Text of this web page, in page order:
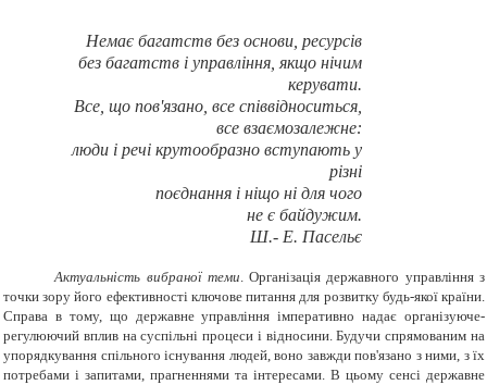
Немає багатств без основи, ресурсів
без багатств і управління, якщо нічим
керувати.
Все, що пов'язано, все співвідноситься,
все взаємозалежне:
люди і речі крутообразно вступають у
різні
поєднання і ніщо ні для чого
не є байдужим.
Ш.- Е. Пасельє
Актуальність вибраної теми. Організація державного управління з
точки зору його ефективності ключове питання для розвитку будь-якої країни.
Справа в тому, що державне управління імперативно надає організуюче-
регулюючий вплив на суспільні процеси і відносини. Будучи спрямованим на
упорядкування спільного існування людей, воно завжди пов'язано з ними, з їх
потребами і запитами, прагненнями та інтересами. В цьому сенсі державне